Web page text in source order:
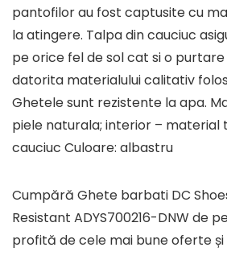
pantofilor au fost captusite cu
la atingere. Talpa din cauciuc
pe orice fel de sol cat si o
datorita materialului calitativ
Ghetele sunt rezistente la apa.
piele naturala; interior – material
cauciuc Culoare: albastru
Cumpără Ghete barbati DC
Resistant ADYS700216-DNW de
profită de cele mai bune oferte